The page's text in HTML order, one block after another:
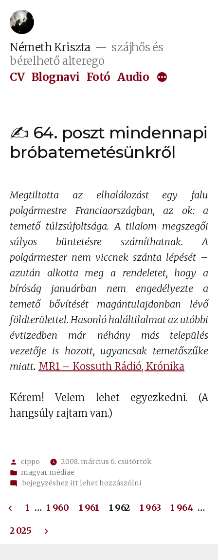
Tartalomhoz
Németh Kriszta
szájhős és
bérelhető alterego
CV Blognavi Fotó Audio
✍ 64. poszt mindennapi
bróbatemetésünkről
Megtiltotta az elhalálozást egy falu
polgármestre Franciaországban, az ok: a
temető túlzsúfoltsága. A tilalom megszegői
súlyos büntetésre számíthatnak. A
polgármester nem viccnek szánta lépését –
azután alkotta meg a rendeletet, hogy a
bíróság januárban nem engedélyezte a
temető bővítését magántulajdonban lévő
földterülettel. Hasonló haláltilalmat az utóbbi
évtizedben már néhány más település
vezetője is hozott, ugyancsak temetőszűke
miatt. MR1 – Kossuth Rádió, Krónika
Kérem! Velem lehet egyezkedni. (A
hangsúly rajtam van.)
Szerző:
cippo
2008. március 6. csütörtök
Kategória:
magyar médiae
on
64.
mindennapi
bróbatemetésünkről
bejegyzéshez itt lehet hozzászólni
Bejegyzések
lapozása
1 … 1 960 1 961 1 962 1 963 1 964 …
2 025